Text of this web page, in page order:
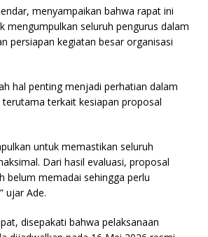
menyampaikan bahwa rapat ini
mengumpulkan seluruh pengurus dalam
persiapan kegiatan besar organisasi
hal penting menjadi perhatian dalam
terkait kesiapan proposal
untuk memastikan seluruh
Dari hasil evaluasi, proposal
belum memadai sehingga perlu
ujar Ade.
disepakati bahwa pelaksanaan